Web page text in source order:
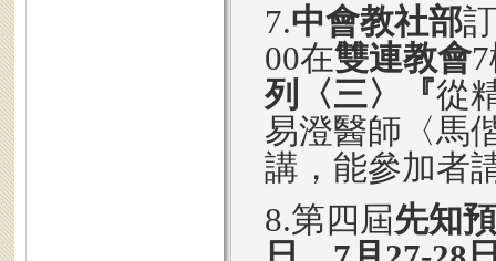
7.中會教社部
00在雙連教會
列〈三〉『從
易澄醫師〈馬
講，能參加者
8.第四屆先知